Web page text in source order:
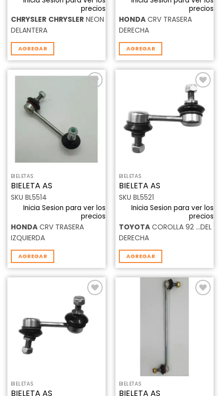
precios
CHRYSLER CHRYSLERNEON
DELANTERA
AGREGAR
precios
HONDACRV TRASERA
DERECHA
AGREGAR
BIELETAS
BIELETA AS
SKU BL5514
Inicia Sesion para ver los
precios
HONDACRV TRASERA
IZQUIERDA
AGREGAR
Añadir
a la
lista de
deseos
BIELETAS
BIELETA AS
SKU BL5521
Inicia Sesion para ver los
precios
TOYOTACOROLLA 92 …DEL
DERECHA
AGREGAR
Añadir
lista de
deseos
BIELETAS
BIELETA AS
BIELETAS
BIELETA AS